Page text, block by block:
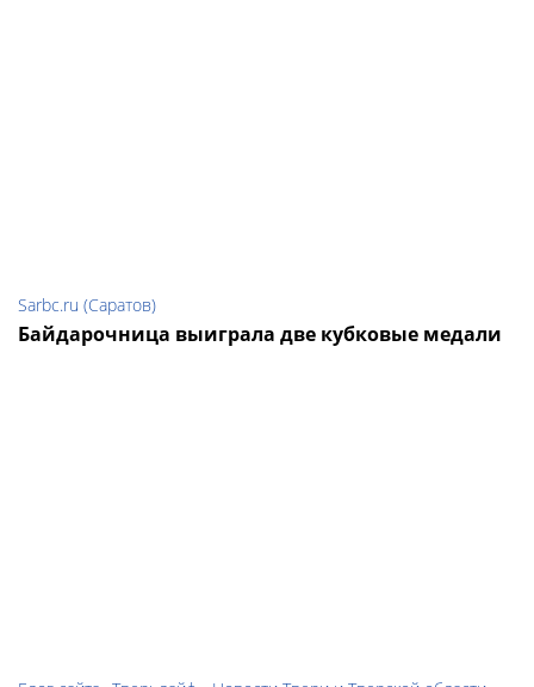
Sarbc.ru (Саратов)
Байдарочница выиграла две кубковые медали